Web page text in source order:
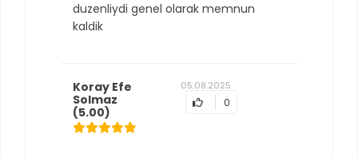
duzenliydi genel olarak memnun
kaldik
Koray Efe
Solmaz
(5.00)
05.08.2025
0